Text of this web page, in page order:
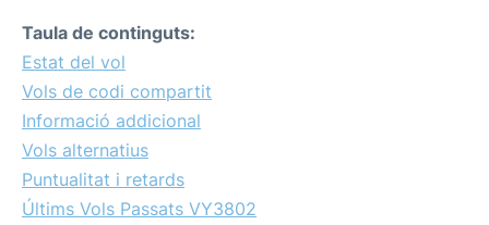
Taula de continguts:
Estat del vol
Vols de codi compartit
Informació addicional
Vols alternatius
Puntualitat i retards
Últims Vols Passats VY3802